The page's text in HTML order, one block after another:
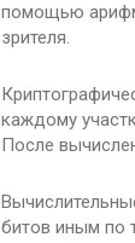
помощью
зрителя.
каждому
После
битов иным по